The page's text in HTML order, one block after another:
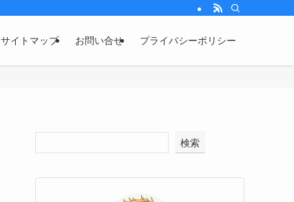
サイトマップ お問い合せ プライバシーポリシー
検索